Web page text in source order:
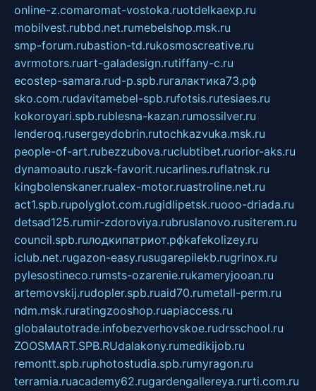
online-z.comaromat-vostoka.ruotdelkaexp.ru
mobilvest.rubbd.net.rumebelshop.msk.ru
smp-forum.rubastion-td.rukosmoscreative.ru
avrmotors.ruart-galadesign.rutiffany-c.ru
ecostep-samara.rud-p.spb.ruгалактика73.рф
sko.com.rudavitamebel-spb.rufotsis.rutesiaes.ru
kokoroyari.spb.rublesna-kazan.rumossilver.ru
lenderoq.rusergeydobrin.rutochkazvuka.msk.ru
people-of-art.rubezzubova.ruclubtibet.ruorior-aks.ru
dynamoauto.ruszk-favorit.rucarlines.ruflatnsk.ru
kingbolenskaner.rualex-motor.ruastroline.net.ru
act1.spb.rupolyglot.com.rugidlipetsk.ruooo-driada.ru
detsad125.rumir-zdoroviya.rubruslanovo.rusiterem.ru
council.spb.ruлодкипатриот.рфkafekolizey.ru
iclub.net.rugazon-easy.rusugarepilekb.rugrinox.ru
pylesostineco.rumsts-ozarenie.rukameryjooan.ru
artemovskij.rudopler.spb.ruaid70.rumetall-perm.ru
ndm.msk.ruratingzooshop.ruapiaccess.ru
globalautotrade.infobezverhovskoe.rudrsschool.ru
ZOOSMART.SPB.RUdalakony.rumedikijob.ru
remontt.spb.ruphotostudia.spb.rumyragon.ru
terramia.ruacademy62.rugardengallereya.rurti.com.ru